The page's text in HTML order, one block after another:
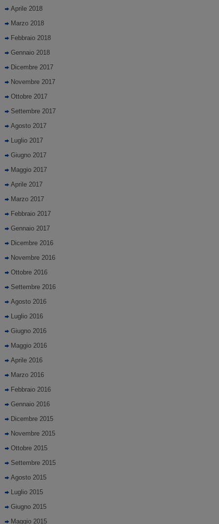
Aprile 2018
Marzo 2018
Febbraio 2018
Gennaio 2018
Dicembre 2017
Novembre 2017
Ottobre 2017
Settembre 2017
Agosto 2017
Luglio 2017
Giugno 2017
Maggio 2017
Aprile 2017
Marzo 2017
Febbraio 2017
Gennaio 2017
Dicembre 2016
Novembre 2016
Ottobre 2016
Settembre 2016
Agosto 2016
Luglio 2016
Giugno 2016
Maggio 2016
Aprile 2016
Marzo 2016
Febbraio 2016
Gennaio 2016
Dicembre 2015
Novembre 2015
Ottobre 2015
Settembre 2015
Agosto 2015
Luglio 2015
Giugno 2015
Maggio 2015